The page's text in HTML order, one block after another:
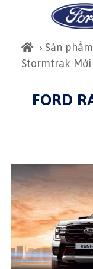
› Sản
Stormtrak Mới
FORD